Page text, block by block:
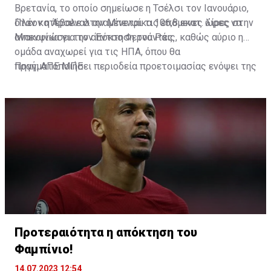
Βρετανία, το οποίο σημείωσε η Τσέλσι τον Ιανουάριο,
όταν κατέβαλε στην Μπενφίκα 106,8 εκατ. λίρες στην
Μπενφίκα για τον Έντσο Φερνάντες.
Πλέον η Άρσεναλ αναμένεται τις επόμενες ώρες να
ανακοινώσει την απόκτηση του Ράις, καθώς αύριο η
ομάδα αναχωρεί για τις ΗΠΑ, όπου θα
πραγματοποιήσει περιοδεία προετοιμασίας ενόψει της
Πηγή: ΑΠΕ ΜΠΕ
Προτεραιότητα η απόκτηση του
Φαμπίνιο!
14.07.2023 12:54